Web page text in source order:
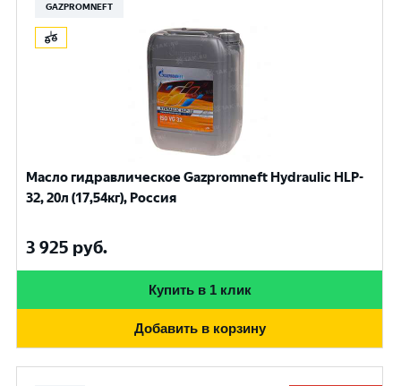
GAZPROMNEFT
Масло гидравлическое Gazpromneft Hydraulic HLP-
32, 20л (17,54кг), Россия
3 925 руб.
Купить в 1 клик
Добавить в корзину